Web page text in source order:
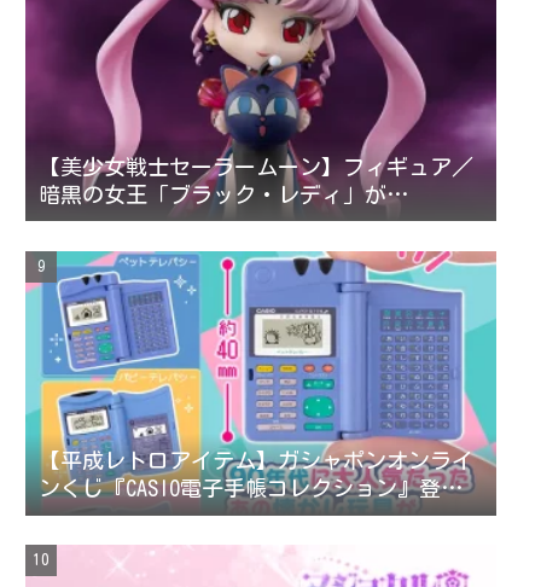
【美少女戦士セーラームーン】フィギュア／
暗黒の女王「ブラック・レディ」が
Figuarts mini 10月登場！
【平成レトロアイテム】ガシャポンオンライ
ンくじ『CASIO電子手帳コレクション』登
場！